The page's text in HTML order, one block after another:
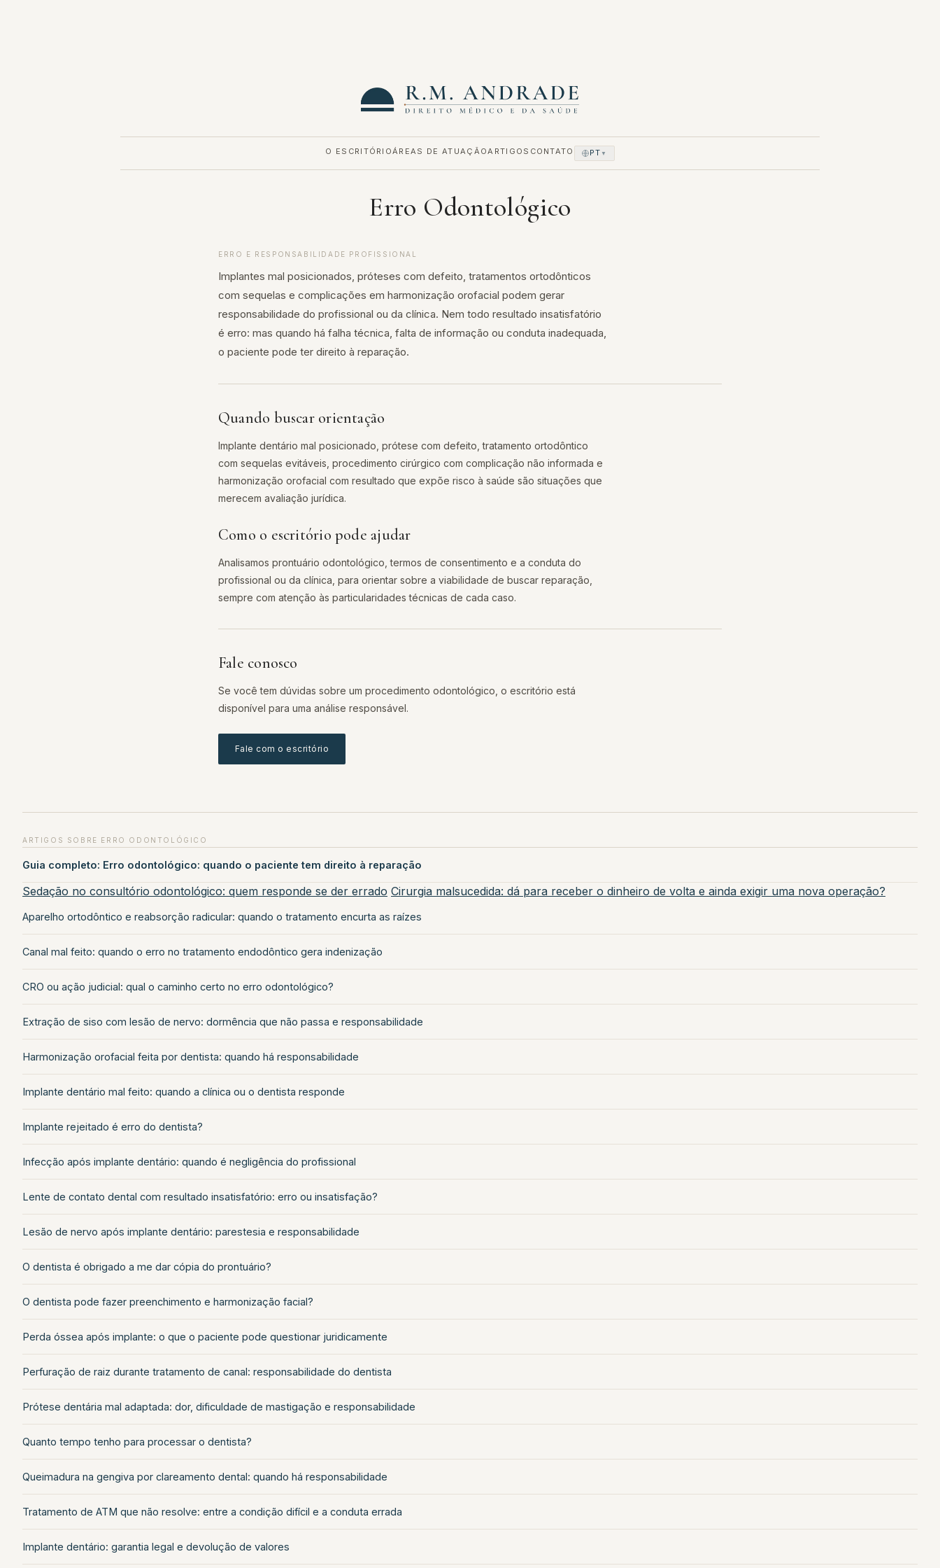
O ESCRITÓRIOÁREAS DE ATUAÇÃOARTIGOS CONTATO PT ▼
Erro Odontológico
ERRO E RESPONSABILIDADE PROFISSIONAL
Implantes mal posicionados, próteses com defeito, tratamentos ortodônticos
com sequelas e complicações em harmonização orofacial podem gerar
responsabilidade do profissional ou da clínica. Nem todo resultado insatisfatório
é erro: mas quando há falha técnica, falta de informação ou conduta inadequada,
o paciente pode ter direito à reparação.
Quando buscar orientação
Implante dentário mal posicionado, prótese com defeito, tratamento ortodôntico
com sequelas evitáveis, procedimento cirúrgico com complicação não informada e
harmonização orofacial com resultado que expõe risco à saúde são situações que
merecem avaliação jurídica.
Como o escritório pode ajudar
Analisamos prontuário odontológico, termos de consentimento e a conduta do
profissional ou da clínica, para orientar sobre a viabilidade de buscar reparação,
sempre com atenção às particularidades técnicas de cada caso.
Fale conosco
Se você tem dúvidas sobre um procedimento odontológico, o escritório está
disponível para uma análise responsável.
Fale com o escritório
ARTIGOS SOBRE ERRO ODONTOLÓGICO
Guia completo: Erro odontológico: quando o paciente tem direito à reparação
Sedação no consultório odontológico: quem responde se der errado Cirurgia malsucedida: dá para receber o dinheiro de volta e ainda exigir uma nova operação?
Aparelho ortodôntico e reabsorção radicular: quando o tratamento encurta as raízes
Canal mal feito: quando o erro no tratamento endodôntico gera indenização
CRO ou ação judicial: qual o caminho certo no erro odontológico?
Extração de siso com lesão de nervo: dormência que não passa e responsabilidade
Harmonização orofacial feita por dentista: quando há responsabilidade
Implante dentário mal feito: quando a clínica ou o dentista responde
Implante rejeitado é erro do dentista?
Infecção após implante dentário: quando é negligência do profissional
Lente de contato dental com resultado insatisfatório: erro ou insatisfação?
Lesão de nervo após implante dentário: parestesia e responsabilidade
O dentista é obrigado a me dar cópia do prontuário?
O dentista pode fazer preenchimento e harmonização facial?
Perda óssea após implante: o que o paciente pode questionar juridicamente
Perfuração de raiz durante tratamento de canal: responsabilidade do dentista
Prótese dentária mal adaptada: dor, dificuldade de mastigação e responsabilidade
Quanto tempo tenho para processar o dentista?
Queimadura na gengiva por clareamento dental: quando há responsabilidade
Tratamento de ATM que não resolve: entre a condição difícil e a conduta errada
Implante dentário: garantia legal e devolução de valores